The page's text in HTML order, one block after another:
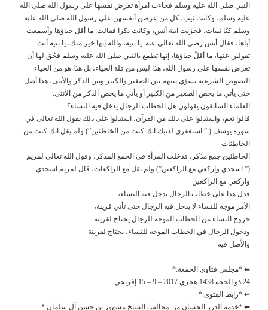
النبي صلى الله عليه وسلم فجاءت امرأة تعرض نفسها على رسول الله صلى الله
عليه وسلم، وكانت ثيب، كل من عرضن أنفسهن على رسول الله صلى الله عليه
وسلم كنّا ثيبات، فحزنت ابنة أنس، وكانت بكرا فقالت: ما أقل حياؤها وأسمعت
أباها، فقال أنس رضي الله تعالى عنه: يا بنية، والله إنها خير منك، يا بنية أنت
تقولين عنها، ما أقلّ حياؤها، إنها تطمع بالنبي صلى الله عليه وسلم فحُق لها أن
تعرض نفسها على رسول الله، هذا ليس من قلة الحياء، بل هذا هو من الحياء.
النصوص الشرعية تسوّي بينهم بين الصغير والكبير وبين الذكر والأنثى، هذا أصل
حتى يأتي ما يخص الصغير من الكبير أو يأتي ما يخص الذكر من الأنثى.
العلماء السابقون يقولون هل الخطاب الرجال يدخل فيه النساء؟
قالوا نعم، واستدلوا على ذلك من القرآن، استدلوا على ذلك بقول الله تعالى في
سورة يوسف ( ” استغفري لذنبك انك كنت من الخاطئين”) ولم يقل انك كنت من
الخاطئات
الخاطئين جمع مذكر، فدخلت المرأة في الجمع المذكر، وقول الله تعالى لمريم
(” اسجدي واركعي مع الراكعين”) ولم يقل مع الراكعات، قال لمريم اسجدي
واركعي مع الراكعين
فدل هذا على خطاب الرجال تدخل فيه النساء،
الأمر موجه للنساء لا يدخل فيه الرجال حتى تأتي قرينة،
خروج النساء من الخطاب الموجه للرجال يحتاج لقرينة
ودخول الرجال في الخطاب الموجه للنساء، يحتاج لقرينة
والأصل فيه
⬅ *مجلس فتاوى الجمعة.*
24 ذو الحجة 1438 هجري 2017 – 9 – 15 إفرنجي
↩ *رابط الفتوى:*
⬅ *خدمة الدرر الحسان من مجالس الشيخ مشهور بن حسن آل سلمان.*